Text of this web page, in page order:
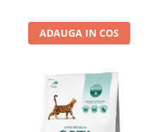
ADAUGA IN COS